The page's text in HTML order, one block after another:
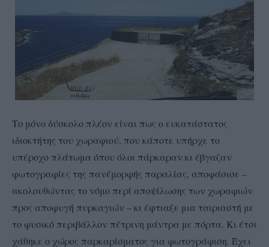
Το μόνο δύσκολο πλέον είναι πως ο ευκατάστατος
ιδιοκτήτης του χωραφιού, που κάποτε υπήρχε το
υπέροχο πλάτωμα όπου όλοι πάρκαραν κι έβγαζαν
φωτογραφίες της πανέμορφής παραλίας, αποφάσισε –
ακολουθώντας το νόμο περί αποψίλωσης των χωραφιών
προς αποφυγή πυρκαγιών – κι έφτιαξε μια ταιριαστή με
το φυσικό περιβάλλον πέτρινη μάντρα με πόρτα. Κι έτσι
χάθηκε ο χώρος παρκαρίσματος για φωτογράφιση. Έχει